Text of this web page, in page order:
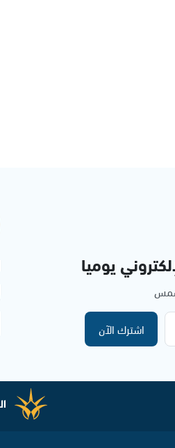
يوميا
اشترك الآن